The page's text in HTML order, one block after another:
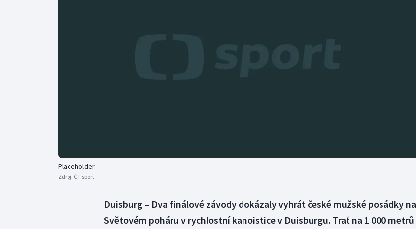
Placeholder
Zdroj: ČT sport
Duisburg – Dva finálové závody dokázaly vyhrát české mužské posádky na
Světovém poháru v rychlostní kanoistice v Duisburgu. Trať na 1 000 metrů